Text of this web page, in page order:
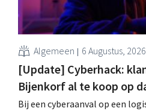
Algemeen 6 Augustus, 2026
[Update] Cyberhack:
Bijenkorf al te koop op
Bij een cyberaanval op een